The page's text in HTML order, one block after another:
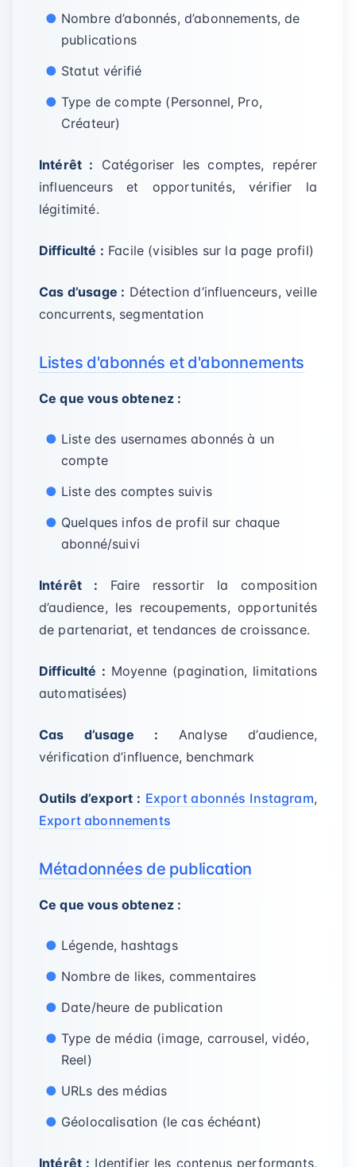
Nombre d’abonnés, d’abonnements, de
publications
Statut vérifié
Type de compte (Personnel, Pro,
Créateur)
Intérêt : Catégoriser les comptes, repérer
influenceurs et opportunités, vérifier la
légitimité.
Difficulté : Facile (visibles sur la page profil)
Cas d’usage : Détection d’influenceurs, veille
concurrents, segmentation
Listes d'abonnés et d'abonnements
Ce que vous obtenez :
Liste des usernames abonnés à un
compte
Liste des comptes suivis
Quelques infos de profil sur chaque
abonné/suivi
Intérêt : Faire ressortir la composition
d’audience, les recoupements, opportunités
de partenariat, et tendances de croissance.
Difficulté : Moyenne (pagination, limitations
automatisées)
Cas d’usage : Analyse d’audience,
vérification d’influence, benchmark
Outils d’export : Export abonnés Instagram,
Export abonnements
Métadonnées de publication
Ce que vous obtenez :
Légende, hashtags
Nombre de likes, commentaires
Date/heure de publication
Type de média (image, carrousel, vidéo,
Reel)
URLs des médias
Géolocalisation (le cas échéant)
Intérêt : Identifier les contenus performants,